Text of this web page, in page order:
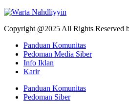
Copyright @2025 All Rights
Panduan Komunitas
Pedoman Media Siber
Info Iklan
Karir
Panduan Komunitas
Pedoman Siber